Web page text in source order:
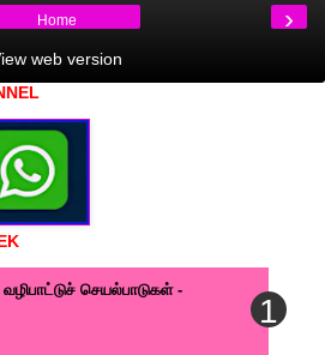
›
Home
web version
செயல்பாடுகள் -